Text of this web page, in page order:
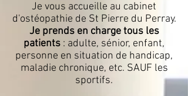
Je vous accueille au cabinet
d'ostéopathie de St Pierre du Perray.
Je prends en charge tous les
patients : adulte, sénior, enfant,
personne en situation de handicap,
maladie chronique, etc. SAUF les
sportifs.